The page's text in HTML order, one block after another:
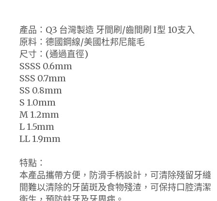
產品：Q3 台灣製造 牙間刷/齒間刷 I型 10支入
原料：德國鋼線/美國杜邦尼龍毛
尺寸：(通過直徑)
SSSS 0.6mm
SSS 0.7mm
SS 0.8mm
S 1.0mm
M 1.2mm
L 1.5mm
LL 1.9mm
特點：
本產品攜帶方便，防滑手柄設計，可清除殘留牙縫
間難以清除的牙菌斑及食物殘渣，可保持口腔清潔